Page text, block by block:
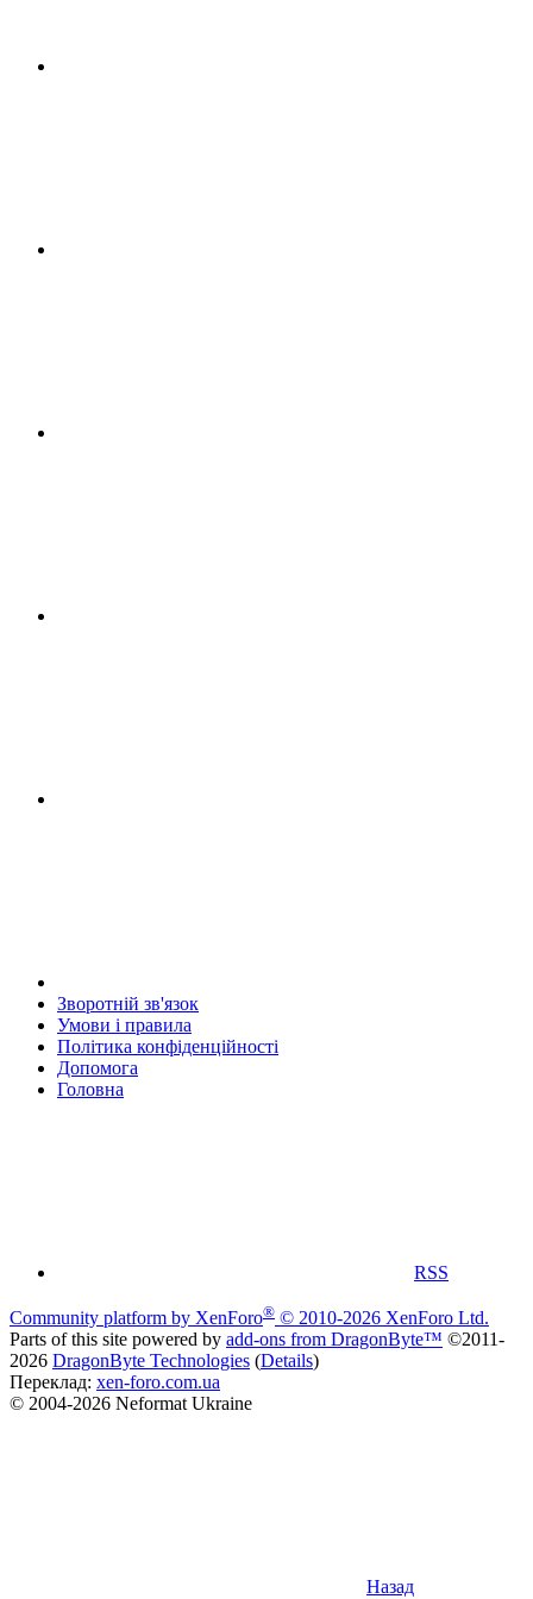
Зворотній зв'язок
Умови і правила
Політика конфіденційності
Дoпoмoга
Головна
RSS
Community platform by XenForo® © 2010-2026 XenForo Ltd.
Parts of this site powered by add-ons from DragonByte™ ©2011-
2026 DragonByte Technologies (Details)
Переклад: xen-foro.com.ua
© 2004-2026 Neformat Ukraine
Назад